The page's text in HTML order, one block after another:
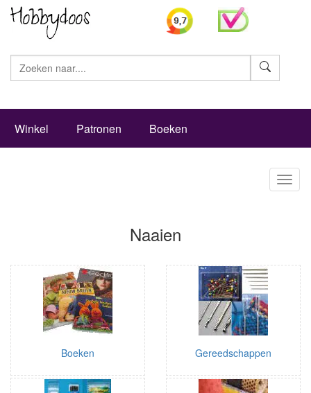
Winkel Patronen Boeken
Naaien
Boeken Gereedschappen